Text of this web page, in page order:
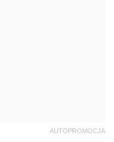
AUTOPROMOCJA